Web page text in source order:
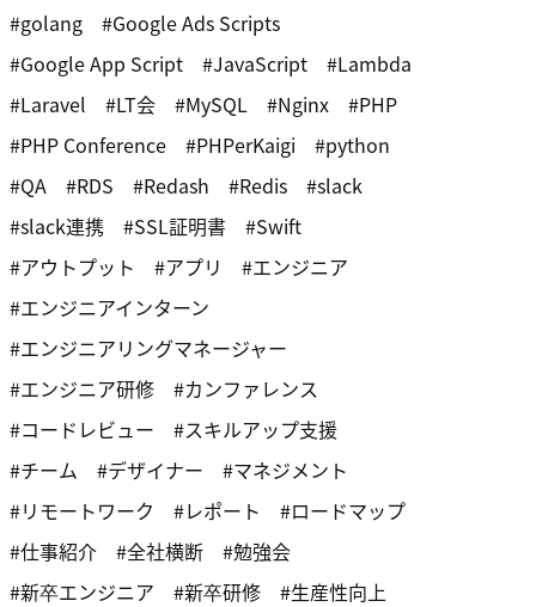
golang
Google Ads Scripts
Google App Script
JavaScript
Lambda
Laravel
LT会 MySQL Nginx
PHP
PHP Conference
PHPerKaigi
python
QA
RDS Redash Redis
slack
slack連携
SSL証明書
Swift
アウトプット
アプリ
エンジニア
エンジニアインターン
エンジニアリングマネージャー
エンジニア研修
カンファレンス
コードレビュー
スキルアップ支援
チーム
デザイナー
マネジメント
リモートワーク
レポート
ロードマップ
仕事紹介
全社横断
勉強会
新卒エンジニア
新卒研修
生産性向上